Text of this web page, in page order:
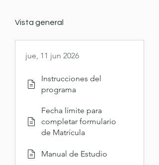
Vista general
jue, 11 jun 2026
Instrucciones del
programa
Fecha límite para
completar formulario
de Matrícula
Manual de Estudio